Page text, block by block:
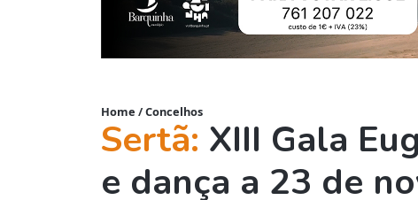
Home /Concelhos
Sertã: XIII Gala
e dança a 23 de